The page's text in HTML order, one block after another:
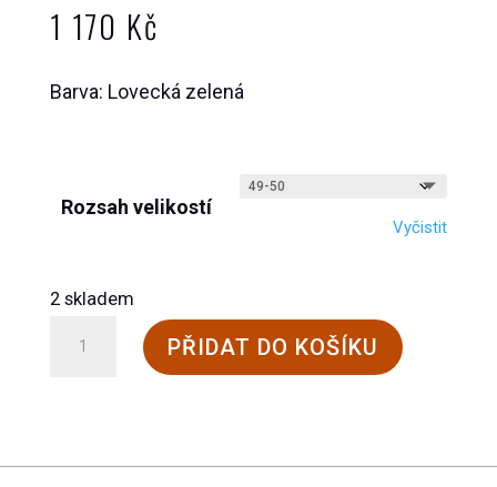
1 170 Kč
Barva: Lovecká zelená
Rozsah velikostí
Vyčistit
2 skladem
PŘIDAT DO KOŠÍKU